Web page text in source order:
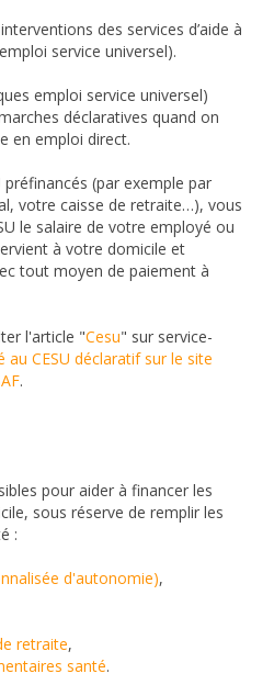
des services d’aide à
service universel).
emploi service universel)
déclaratives quand on
en emploi direct.
préfinancés (par exemple par
votre caisse de retraite…), vous
le salaire de votre employé ou
à votre domicile et
tout moyen de paiement à
l'article "Cesu" sur service-
au CESU déclaratif sur le site
.
pour aider à financer les
sous réserve de remplir les
:
d'autonomie),
retraite,
santé.